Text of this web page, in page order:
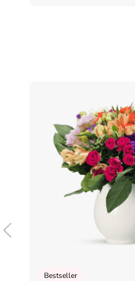
Bestseller